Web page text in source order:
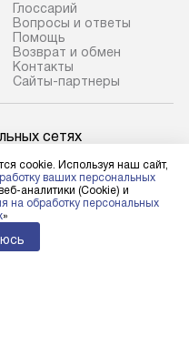
Глоссарий
Вопросы и ответы
Помощь
Возврат и обмен
Контакты
Сайты-партнеры
сетях
лиц
лиц
cookie. Используя наш сайт,
ваших персональных
аналитики (Cookie) и
на обработку персональных
»